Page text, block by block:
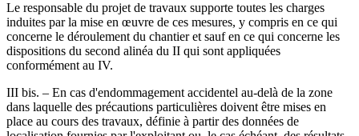
Le responsable du projet de travaux supporte toutes les charges
induites par la mise en œuvre de ces mesures, y compris en ce qui
concerne le déroulement du chantier et sauf en ce qui concerne les
dispositions du second alinéa du II qui sont appliquées
conformément au IV.
III bis. – En cas d'endommagement accidentel au-delà de la zone
dans laquelle des précautions particulières doivent être mises en
place au cours des travaux, définie à partir des données de